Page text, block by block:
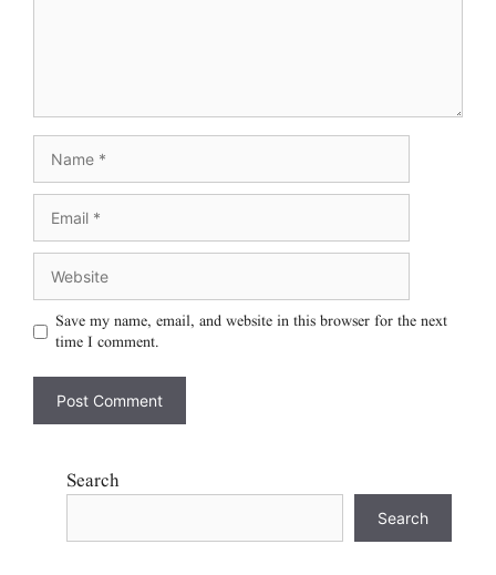
Save my name, email, and website in this browser for the next
time I comment.
Search
Search